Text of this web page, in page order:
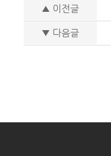
▲ 이전글
▼ 다음글